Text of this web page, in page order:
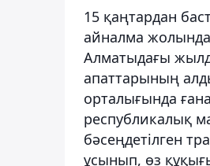
15 қаңтардан
айналма
Алматыдағы
апаттарының
орталығында
республикалық
бәсеңдетілген
ұсынып, өз